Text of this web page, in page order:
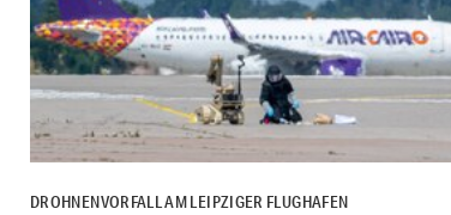
DROHNENVORFALL AM LEIPZIGER FLUGHAFEN